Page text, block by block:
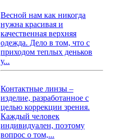
Весной нам как никогда
нужна красивая и
качественная верхняя
одежда. Дело в том, что с
приходом теплых деньков
у...
Контактные линзы –
изделие, разработанное с
целью коррекции зрения.
Каждый человек
индивидуален, поэтому
вопрос о том,...